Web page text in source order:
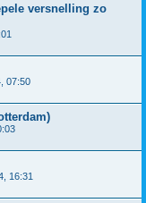
versnelling zo
07:50
16:31